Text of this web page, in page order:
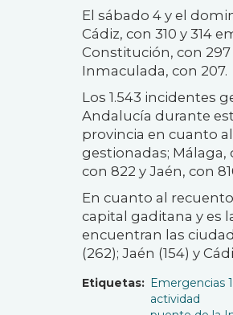
El sábado 4 y el
Cádiz, con 310 y 314
Constitución, con 297
Inmaculada, con 207.
Los 1.543 incidentes
Andalucía durante
provincia en cuanto
gestionadas; Málaga,
con 822 y Jaén, con
En cuanto al
capital gaditana y es
encuentran las
(262); Jaén (154) y
Etiquetas
Emergencias
actividad